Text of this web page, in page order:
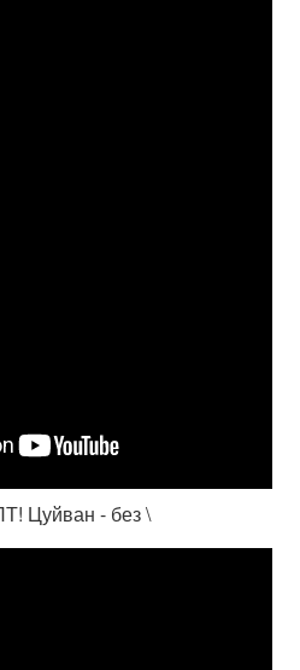
Цуйван - без \